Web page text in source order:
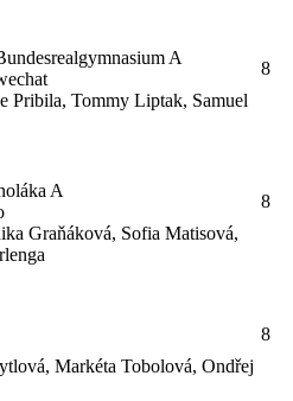
A
Pribila, Tommy Liptak, Samuel
8
A
Graňáková, Sofia Matisová,
8
Markéta Tobolová, Ondřej
8